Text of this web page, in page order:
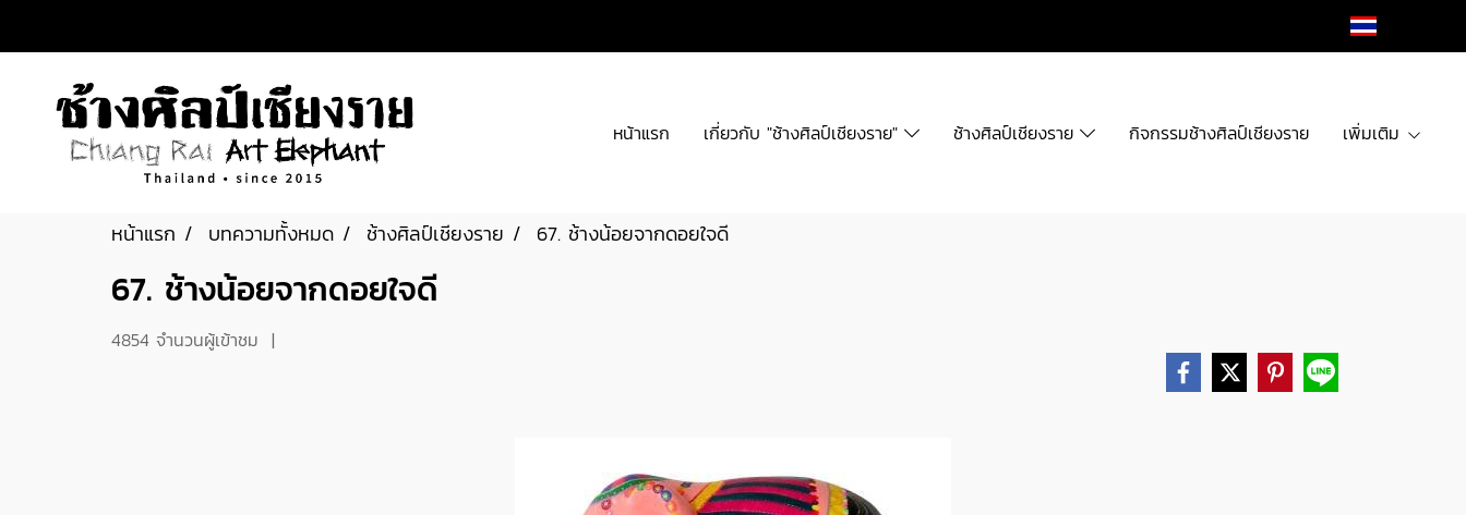
หน้าแรก เกี่ยวกับ "ช้างศิลป์เชียงราย" ช้างศิลป์เชียงราย กิจกรรมช้างศิลป์เชียงราย เพิ่มเติม
หน้าแรก บทความทั้งหมด ช้างศิลป์เชียงราย 67. ช้างน้อยจากดอยใจดี
67. ช้างน้อยจากดอยใจดี
4854 จำนวนผู้เข้าชม |